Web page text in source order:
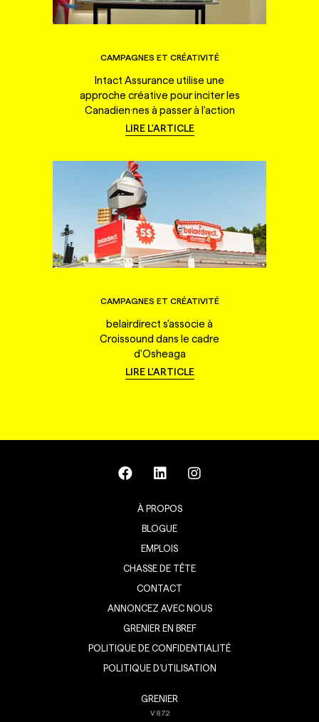
CAMPAGNES ET CRÉATIVITÉ
Intact Assurance utilise une
approche créative pour inciter les
Canadien·nes à passer à l'action
LIRE L'ARTICLE
CAMPAGNES ET CRÉATIVITÉ
belairdirect s'associe à
Croissound dans le cadre
d'Osheaga
LIRE L'ARTICLE
À PROPOS
BLOGUE
EMPLOIS
CHASSE DE TÊTE
CONTACT
ANNONCEZ AVEC NOUS
GRENIER EN BREF
POLITIQUE DE CONFIDENTIALITÉ
POLITIQUE D’UTILISATION
GRENIER
V8.7.2